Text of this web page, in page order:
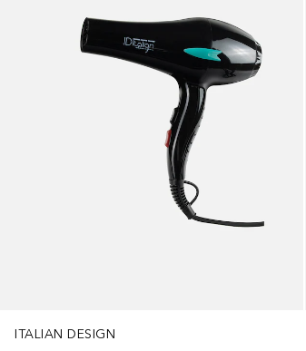
ITALIAN DESIGN